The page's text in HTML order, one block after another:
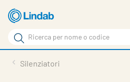
Log
visionare
Cerca
Cerca
Silenziatori